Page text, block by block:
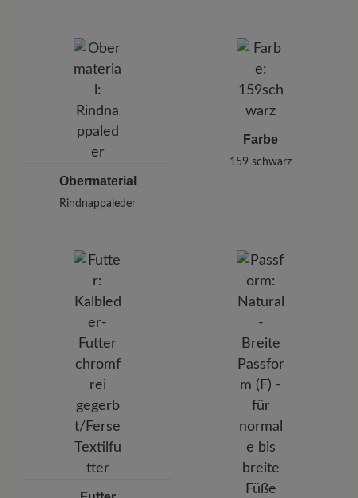
Pleidelsheimer Str. 15/1, 74321 Bietigheim-Bissingen,
E-mail:
kundenbetreuung@baer-schuhe.de
Obermaterial
Rindnappaleder
Farbe
159 schwarz